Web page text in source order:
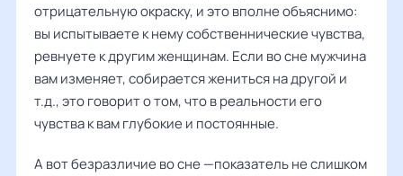
отрицательную окраску, и это вполне объяснимо:
вы испытываете к нему собственнические чувства,
ревнуете к другим женщинам. Если во сне мужчина
вам изменяет, собирается жениться на другой и
т.д., это говорит о том, что в реальности его
чувства к вам глубокие и постоянные.
А вот безразличие во сне —показатель не слишком